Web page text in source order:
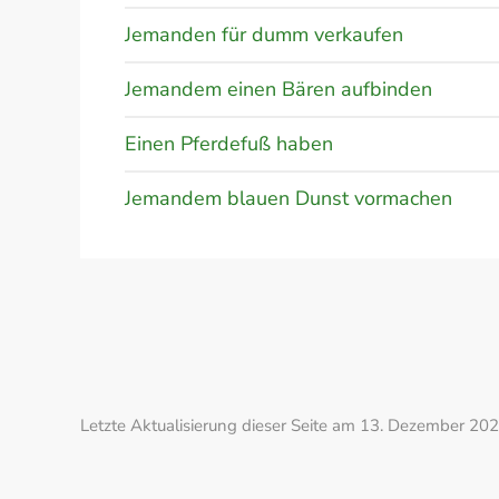
Jemanden für dumm verkaufen
Jemandem einen Bären aufbinden
Einen Pferdefuß haben
Jemandem blauen Dunst vormachen
Letzte Aktualisierung dieser Seite am 13. Dezember